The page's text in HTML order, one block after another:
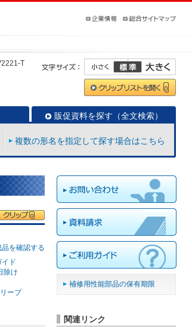
T
販促資料を探す（全文検索）
複数の形名を指定して探す場合はこちら
を確認する
イド
除け
ーブ
補修用性能部品の保有期限
関連リンク